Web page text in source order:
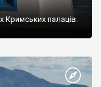
Кримських палаців.